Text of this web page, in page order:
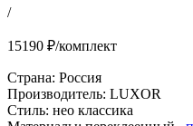
/
15190 ₽/комплект
Страна: Россия
Производитель: LUXOR
Стиль: нео классика